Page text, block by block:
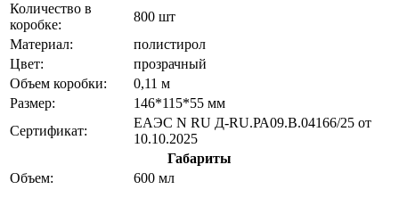
Количество в
коробке:
800 шт
Материал:
полистирол
Цвет:
прозрачный
Объем коробки:
0,11 м
Размер:
146*115*55 мм
Сертификат:
ЕАЭС N RU Д-RU.РА09.В.04166/25 от
10.10.2025
Габариты
Объем:
600 мл